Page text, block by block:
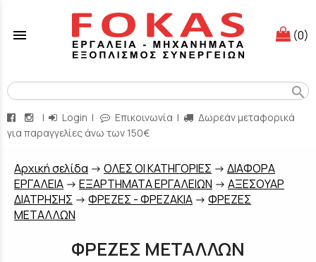
menu (0)
search
| Login | Επικοινωνία |
Δωρεάν μεταφορικά
για παραγγελίες άνω των 150€
Aρχική σελίδα -> ΟΛΕΣ ΟΙ ΚΑΤΗΓΟΡΙΕΣ -> ΔΙΑΦΟΡΑ
ΕΡΓΑΛΕΙΑ -> ΕΞΑΡΤΗΜΑΤΑ ΕΡΓΑΛΕΙΩΝ -> ΑΞΕΣΟΥΑΡ
ΔΙΑΤΡΗΣΗΣ -> ΦΡΕΖΕΣ - ΦΡΕΖΑΚΙΑ -> ΦΡΕΖΕΣ
ΜΕΤΑΛΛΩΝ
ΦΡΕΖΕΣ ΜΕΤΑΛΛΩΝ